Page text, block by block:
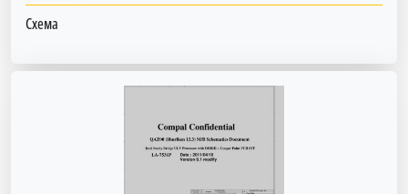
Схема